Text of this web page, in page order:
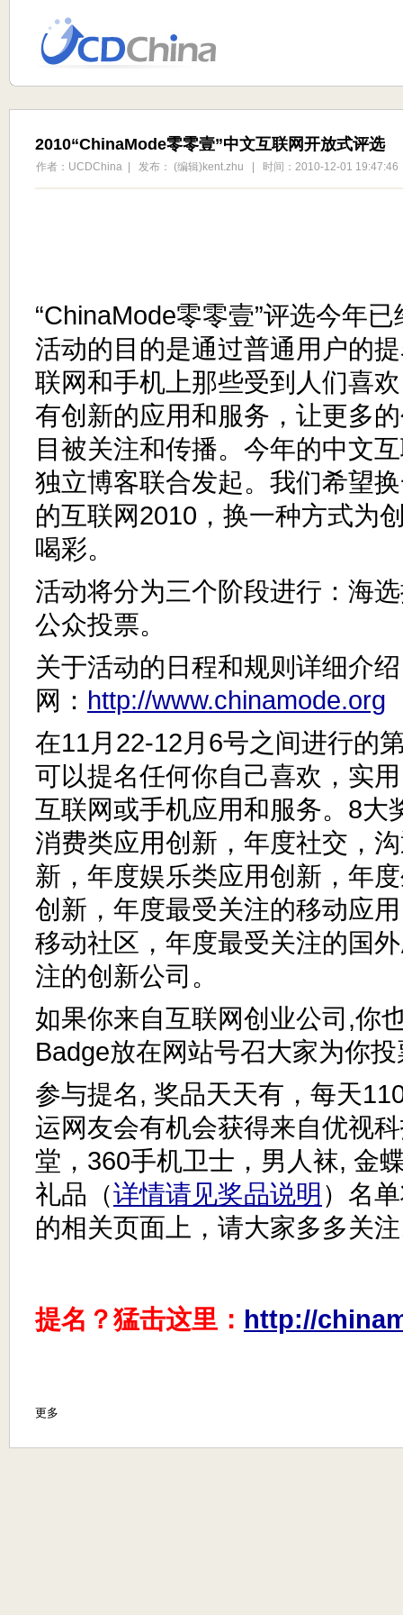
2010“ChinaMode零零壹”中文互联网开放式评选
作者：UCDChina | 发布： (编辑)kent.zhu | 时间：2010-12-01 19:47:46
“ChinaMode零零壹”评选今年
活动的目的是通过普通用户的
联网和手机上那些受到人们喜
有创新的应用和服务，让更多
目被关注和传播。今年的中文
独立博客联合发起。我们希望
的互联网2010，换一种方式为
喝彩。
活动将分为三个阶段进行：海
公众投票。
关于活动的日程和规则详细介
网： http://www.chinamode.org
在11月22-12月6号之间进行的
可以提名任何你自己喜欢，实
互联网或手机应用和服务。8大
消费类应用创新，年度社交，
新，年度娱乐类应用创新，年
创新，年度最受关注的移动应
移动社区，年度最受关注的国
注的创新公司。
如果你来自互联网创业公司,你
Badge放在网站号召大家为你
参与提名, 奖品天天有，每天
运网友会有机会获得来自优视
堂，360手机卫士，男人袜, 金
礼品（详情请见奖品说明 ）名
的相关页面上，请大家多多关
提名？猛击这里： http://
更多